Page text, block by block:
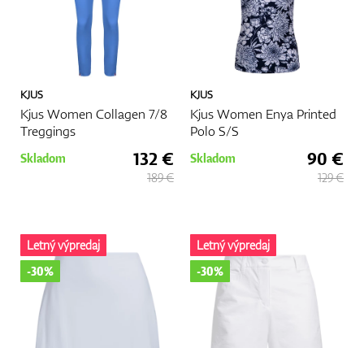
KJUS
Kjus Women Collagen 7/8
Treggings
Skladom 132 €
189 €
KJUS
Kjus Women Enya Printed
Polo S/S
Skladom 90 €
129 €
Letný výpredaj
-30%
Letný výpredaj
-30%